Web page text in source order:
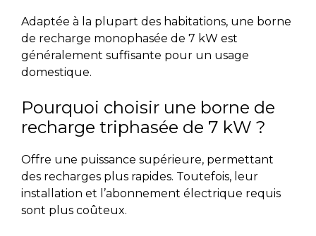
Adaptée à la plupart des habitations, une borne
de recharge monophasée de 7 kW est
généralement suffisante pour un usage
domestique.
Pourquoi choisir une borne de
recharge triphasée de 7 kW ?
Offre une puissance supérieure, permettant
des recharges plus rapides. Toutefois, leur
installation et l’abonnement électrique requis
sont plus coûteux.